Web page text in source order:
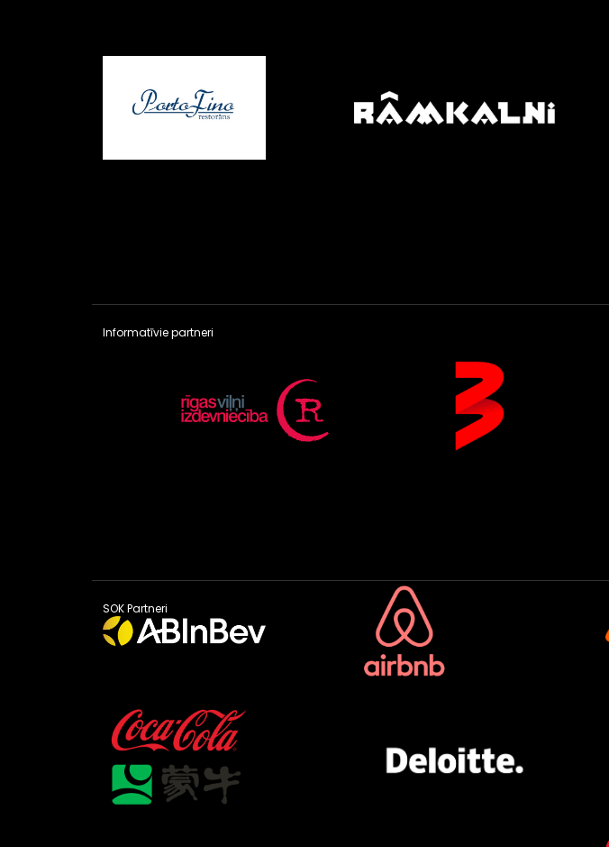
Informatīvie partneri
SOK Partneri